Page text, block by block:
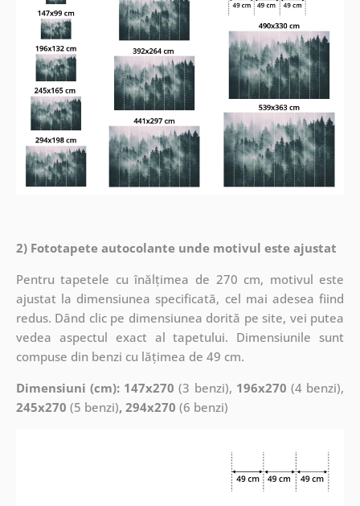
2) Fototapete autocolante unde motivul este ajustat
Pentru tapetele cu înălțimea de 270 cm, motivul este
ajustat la dimensiunea specificată, cel mai adesea fiind
redus. Dând clic pe dimensiunea dorită pe site, vei putea
vedea aspectul exact al tapetului. Dimensiunile sunt
compuse din benzi cu lățimea de 49 cm.
Dimensiuni (cm): 147x270 (3 benzi), 196x270 (4 benzi),
245x270 (5 benzi), 294x270 (6 benzi)